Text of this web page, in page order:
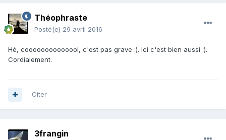
Théophraste
Posté(e) 29 avril 2016
Hé, coooooooooooool, c'est pas grave :). Ici c'est bien aussi :).
Cordialement.
Citer
3frangin